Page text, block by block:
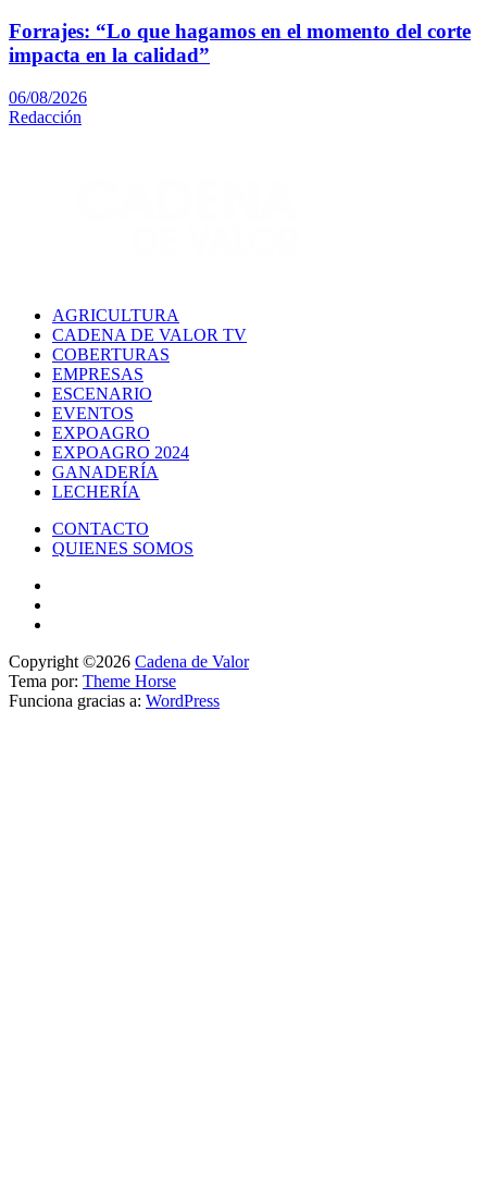
Forrajes: “Lo que hagamos en el momento del corte
impacta en la calidad”
06/08/2026
Redacción
AGRICULTURA
CADENA DE VALOR TV
COBERTURAS
EMPRESAS
ESCENARIO
EVENTOS
EXPOAGRO
EXPOAGRO 2024
GANADERÍA
LECHERÍA
CONTACTO
QUIENES SOMOS
Copyright ©2026 Cadena de Valor
Tema por: Theme Horse
Funciona gracias a: WordPress